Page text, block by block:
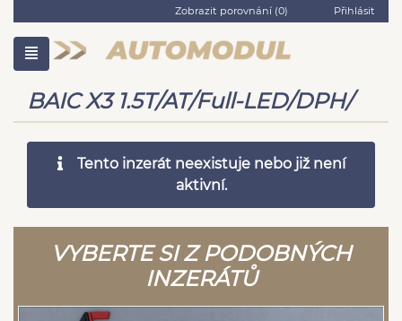
Zobrazit porovnání (0) Přihlásit
BAIC X3 1.5T/AT/Full-LED/DPH/
Tento inzerát neexistuje nebo již není
aktivní.
VYBERTE SI Z PODOBNÝCH
INZERÁTŮ